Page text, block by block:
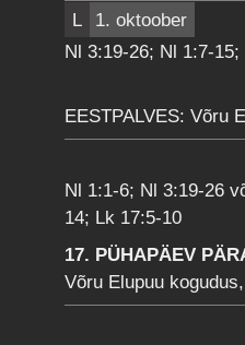
L
1. oktoober
Nl 3:19-26; Nl 1:7-
EESTPALVES: Võru
Nl 1:1-6; Nl 3:19-26
14; Lk 17:5-10
17. PÜHAPÄEV
Võru Elupuu